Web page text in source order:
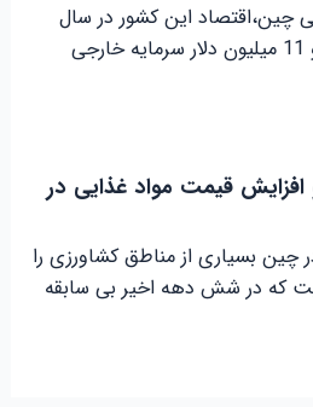
چین،اقتصاد این کشور در سال
2011 جمعاً 116 میلیارد و 11 میلیون دلار سرمایه خارجی
قیمت مواد غذایی در
چین بسیاری از مناطق کشاورزی را
که در شش دهه اخیر بی سابقه